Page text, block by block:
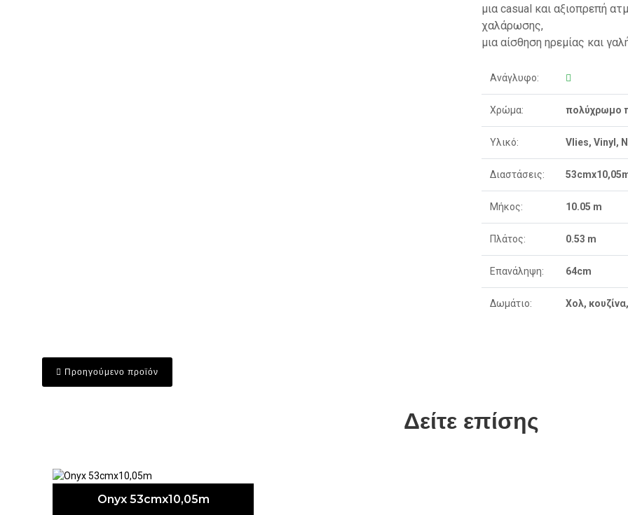
μια casual και αξιοπρεπή
χαλάρωσης,
μια αίσθηση ηρεμίας και
Ανάγλυφο:
Χρώμα: πολύχρωμο
Υλικό: Vlies, Vinyl,
Διαστάσεις:
Μήκος: 10.05 m
Πλάτος: 0.53 m
Επανάληψη: 64cm
Δωμάτιο: Χολ,
Προηγούμενο προϊόν
Δείτε επίσης
Onyx 53cmx10,05m